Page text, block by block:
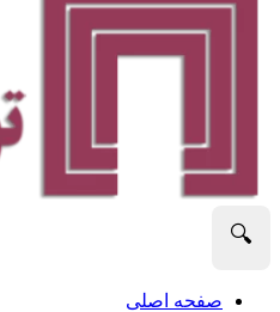
🔍
صفحه اصلی